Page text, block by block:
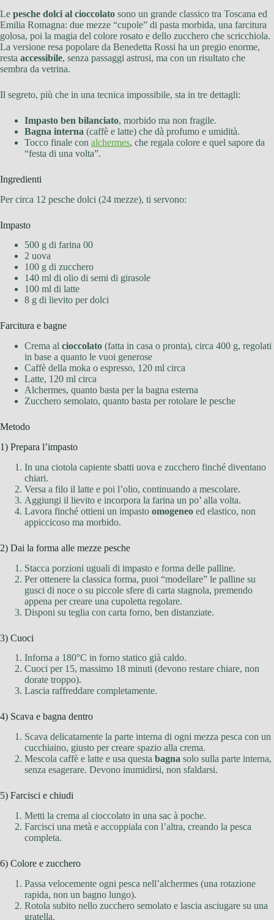
Le pesche dolci al cioccolato sono un grande classico tra Toscana ed
Emilia Romagna: due mezze “cupole” di pasta morbida, una farcitura
golosa, poi la magia del colore rosato e dello zucchero che scricchiola.
La versione resa popolare da Benedetta Rossi ha un pregio enorme,
resta accessibile, senza passaggi astrusi, ma con un risultato che
sembra da vetrina.
Il segreto, più che in una tecnica impossibile, sta in tre dettagli:
Impasto ben bilanciato, morbido ma non fragile.
Bagna interna (caffè e latte) che dà profumo e umidità.
Tocco finale con alchermes, che regala colore e quel sapore da
“festa di una volta”.
Ingredienti
Per circa 12 pesche dolci (24 mezze), ti servono:
Impasto
500 g di farina 00
2 uova
100 g di zucchero
140 ml di olio di semi di girasole
100 ml di latte
8 g di lievito per dolci
Farcitura e bagne
Crema al cioccolato (fatta in casa o pronta), circa 400 g, regolati
in base a quanto le vuoi generose
Caffè della moka o espresso, 120 ml circa
Latte, 120 ml circa
Alchermes, quanto basta per la bagna esterna
Zucchero semolato, quanto basta per rotolare le pesche
Metodo
1) Prepara l’impasto
In una ciotola capiente sbatti uova e zucchero finché diventano
chiari.
Versa a filo il latte e poi l’olio, continuando a mescolare.
Aggiungi il lievito e incorpora la farina un po’ alla volta.
Lavora finché ottieni un impasto omogeneo ed elastico, non
appiccicoso ma morbido.
2) Dai la forma alle mezze pesche
Stacca porzioni uguali di impasto e forma delle palline.
Per ottenere la classica forma, puoi “modellare” le palline su
gusci di noce o su piccole sfere di carta stagnola, premendo
appena per creare una cupoletta regolare.
Disponi su teglia con carta forno, ben distanziate.
3) Cuoci
Inforna a 180°C in forno statico già caldo.
Cuoci per 15, massimo 18 minuti (devono restare chiare, non
dorate troppo).
Lascia raffreddare completamente.
4) Scava e bagna dentro
Scava delicatamente la parte interna di ogni mezza pesca con un
cucchiaino, giusto per creare spazio alla crema.
Mescola caffè e latte e usa questa bagna solo sulla parte interna,
senza esagerare. Devono inumidirsi, non sfaldarsi.
5) Farcisci e chiudi
Metti la crema al cioccolato in una sac à poche.
Farcisci una metà e accoppiala con l’altra, creando la pesca
completa.
6) Colore e zucchero
Passa velocemente ogni pesca nell’alchermes (una rotazione
rapida, non un bagno lungo).
Rotola subito nello zucchero semolato e lascia asciugare su una
gratella.